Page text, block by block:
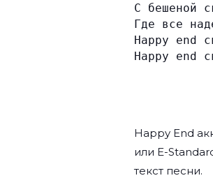
С бешеной
Где все
Happy end
Happy end
Happy End
или E-
текст песни.